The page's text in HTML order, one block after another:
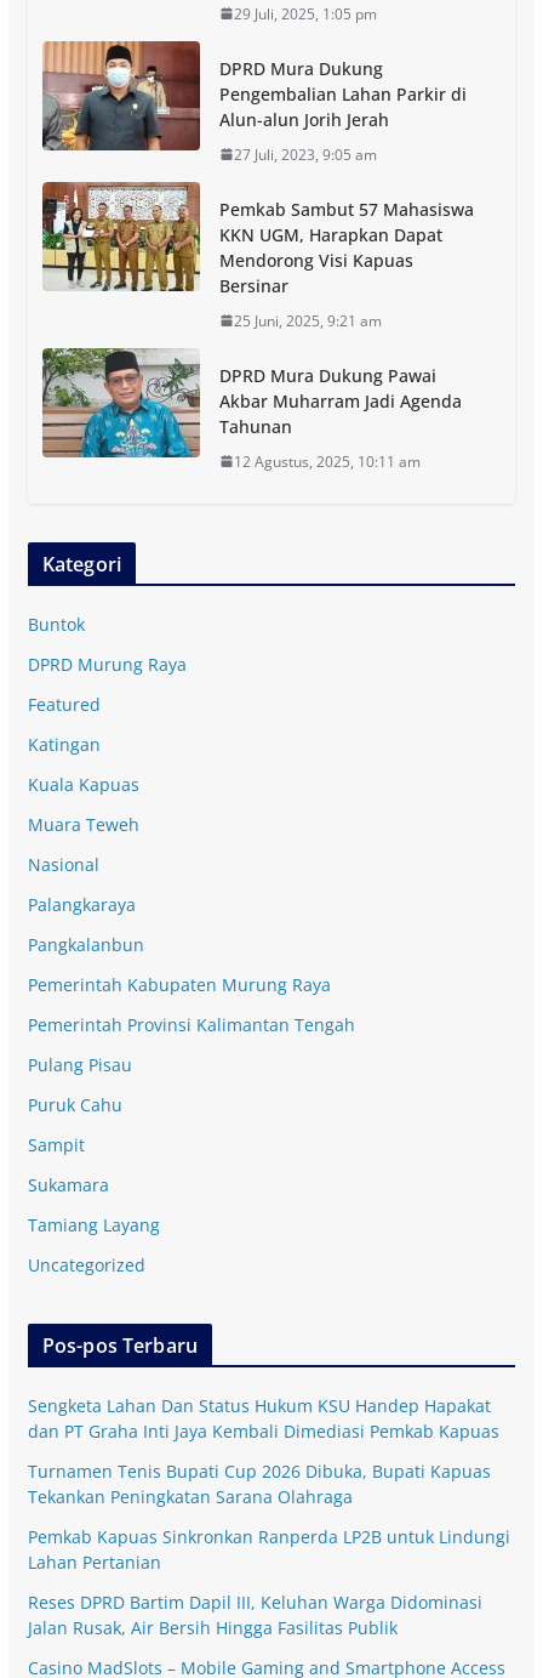
29 Juli, 2025, 1:05 pm
DPRD Mura Dukung
Pengembalian Lahan Parkir di
Alun-alun Jorih Jerah
27 Juli, 2023, 9:05 am
Pemkab Sambut 57 Mahasiswa
KKN UGM, Harapkan Dapat
Mendorong Visi Kapuas
Bersinar
25 Juni, 2025, 9:21 am
DPRD Mura Dukung Pawai
Akbar Muharram Jadi Agenda
Tahunan
12 Agustus, 2025, 10:11 am
Kategori
Buntok
DPRD Murung Raya
Featured
Katingan
Kuala Kapuas
Muara Teweh
Nasional
Palangkaraya
Pangkalanbun
Pemerintah Kabupaten Murung Raya
Pemerintah Provinsi Kalimantan Tengah
Pulang Pisau
Puruk Cahu
Sampit
Sukamara
Tamiang Layang
Uncategorized
Pos-pos Terbaru
Sengketa Lahan Dan Status Hukum KSU Handep Hapakat
dan PT Graha Inti Jaya Kembali Dimediasi Pemkab Kapuas
Turnamen Tenis Bupati Cup 2026 Dibuka, Bupati Kapuas
Tekankan Peningkatan Sarana Olahraga
Pemkab Kapuas Sinkronkan Ranperda LP2B untuk Lindungi
Lahan Pertanian
Reses DPRD Bartim Dapil III, Keluhan Warga Didominasi
Jalan Rusak, Air Bersih Hingga Fasilitas Publik
Casino MadSlots – Mobile Gaming and Smartphone Access